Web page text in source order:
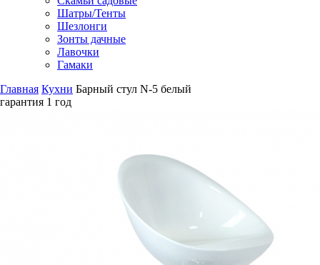
Шатры/Тенты
Шезлонги
Зонты дачные
Лавочки
Гамаки
Главная Кухни Барный стул N-5 белый
гарантия 1 год